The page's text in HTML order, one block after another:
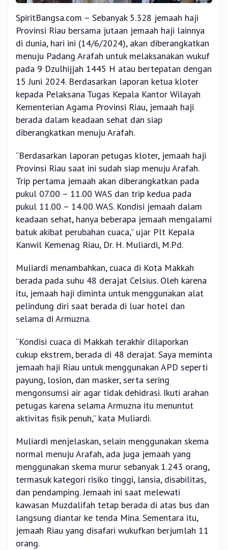
SpiritBangsa.com – Sebanyak 5.328 jemaah haji
Provinsi Riau bersama jutaan jemaah haji lainnya
di dunia, hari ini (14/6/2024), akan diberangkatkan
menuju Padang Arafah untuk melaksanakan wukuf
pada 9 Dzulhijjah 1445 H atau bertepatan dengan
15 Juni 2024. Berdasarkan laporan ketua kloter
kepada Pelaksana Tugas Kepala Kantor Wilayah
Kementerian Agama Provinsi Riau, jemaah haji
berada dalam keadaan sehat dan siap
diberangkatkan menuju Arafah.
“Berdasarkan laporan petugas kloter, jemaah haji
Provinsi Riau saat ini sudah siap menuju Arafah.
Trip pertama jemaah akan diberangkatkan pada
pukul 07.00 – 11.00 WAS dan trip kedua pada
pukul 11.00 – 14.00 WAS. Kondisi jemaah dalam
keadaan sehat, hanya beberapa jemaah mengalami
batuk akibat perubahan cuaca,” ujar Plt Kepala
Kanwil Kemenag Riau, Dr. H. Muliardi, M.Pd.
Muliardi menambahkan, cuaca di Kota Makkah
berada pada suhu 48 derajat Celsius. Oleh karena
itu, jemaah haji diminta untuk menggunakan alat
pelindung diri saat berada di luar hotel dan
selama di Armuzna.
“Kondisi cuaca di Makkah terakhir dilaporkan
cukup ekstrem, berada di 48 derajat. Saya meminta
jemaah haji Riau untuk menggunakan APD seperti
payung, losion, dan masker, serta sering
mengonsumsi air agar tidak dehidrasi. Ikuti arahan
petugas karena selama Armuzna itu menuntut
aktivitas fisik penuh,” kata Muliardi.
Muliardi menjelaskan, selain menggunakan skema
normal menuju Arafah, ada juga jemaah yang
menggunakan skema murur sebanyak 1.243 orang,
termasuk kategori risiko tinggi, lansia, disabilitas,
dan pendamping. Jemaah ini saat melewati
kawasan Muzdalifah tetap berada di atas bus dan
langsung diantar ke tenda Mina. Sementara itu,
jemaah Riau yang disafari wukufkan berjumlah 11
orang.